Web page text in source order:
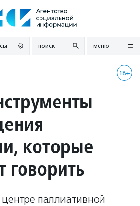
поиск меню
18+
которые
говорить
паллиативной